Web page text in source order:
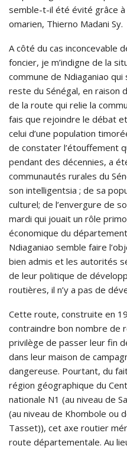
semble-t-il été évité grâce à
omarien, Thierno Madani Sy.
A côté du cas inconcevable
foncier, je m’indigne de la
commune de Ndiaganiao
reste du Sénégal, en raison
de la route qui relie la
fais que rejoindre le débat
celui d’une population
de constater l’étouffement
pendant des décennies, a
communautés rurales du
son intelligentsia ; de sa
culturel; de l’envergure de
mardi qui jouait un rôle
économique du
Ndiaganiao semble faire
bien admis et les autorités
de leur politique de
routières, il n’y a pas de
Cette route, construite en
contraindre bon nombre de
privilège de passer leur fin
dans leur maison de
dangereuse. Pourtant, du
région géographique du
nationale N1 (au niveau de
(au niveau de Khombole ou
Tasset)), cet axe routier
route départementale. Au